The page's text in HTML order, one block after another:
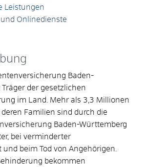
Leistungen
Onlinedienste
Baden-
der gesetzlichen
im Land. Mehr als 3,3 Millionen
Familien sind durch die
Baden-Württemberg
bei verminderter
und beim Tod von Angehörigen.
bekommen